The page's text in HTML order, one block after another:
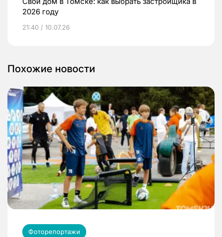
2026 году
21:40 / 10.07.26
Похожие новости
Фоторепортажи